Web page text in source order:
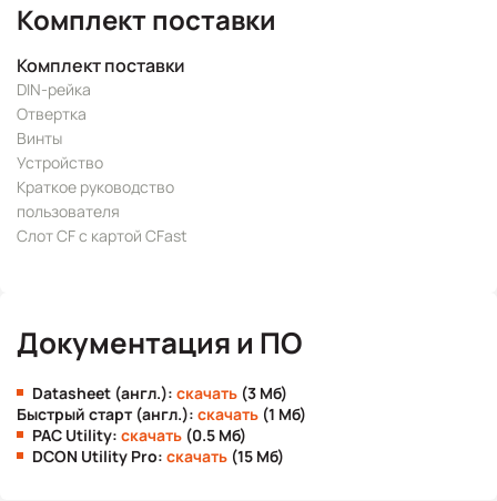
Комплект поставки
Комплект поставки
DIN-рейка
Отвертка
Винты
Устройство
Краткое руководство
пользователя
Слот CF с картой CFast
Документация и ПО
Datasheet (англ.): скачать (3 Мб)
Быстрый старт (англ.): скачать (1 Мб)
PAC Utility: скачать (0.5 Мб)
DCON Utility Pro: скачать (15 Мб)